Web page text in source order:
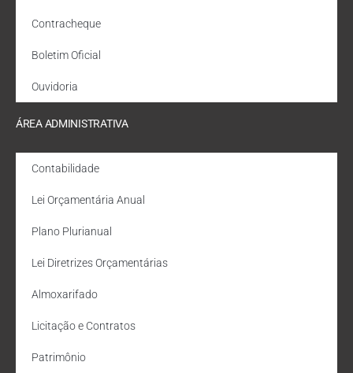
Contracheque
Boletim Oficial
Ouvidoria
ÁREA ADMINISTRATIVA
Contabilidade
Lei Orçamentária Anual
Plano Plurianual
Lei Diretrizes Orçamentárias
Almoxarifado
Licitação e Contratos
Patrimônio